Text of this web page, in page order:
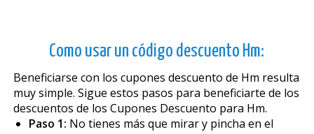
Como usar un código descuento Hm:
Beneficiarse con los cupones descuento de Hm resulta
muy simple. Sigue estos pasos para beneficiarte de los
descuentos de los Cupones Descuento para Hm.
Paso 1: No tienes más que mirar y pincha en el